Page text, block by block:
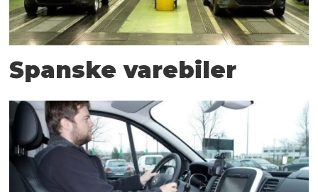
Spanske varebiler